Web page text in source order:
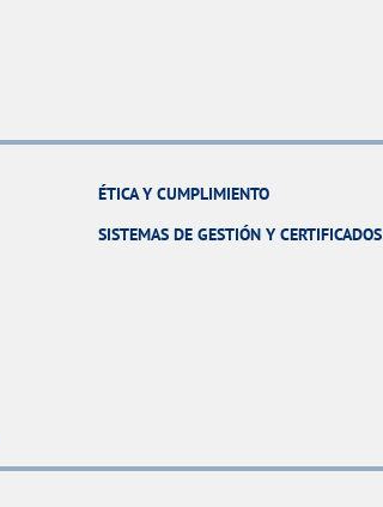
ÉTICA Y CUMPLIMIENTO
SISTEMAS DE GESTIÓN Y CERTIFICADOS